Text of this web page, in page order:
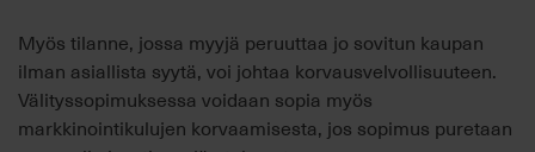
Myös tilanne, jossa myyjä peruuttaa jo sovitun kaupan
ilman asiallista syytä, voi johtaa korvausvelvollisuuteen.
Välityssopimuksessa voidaan sopia myös
markkinointikulujen korvaamisesta, jos sopimus puretaan